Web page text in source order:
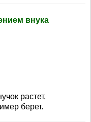
внука
растет,
берет.